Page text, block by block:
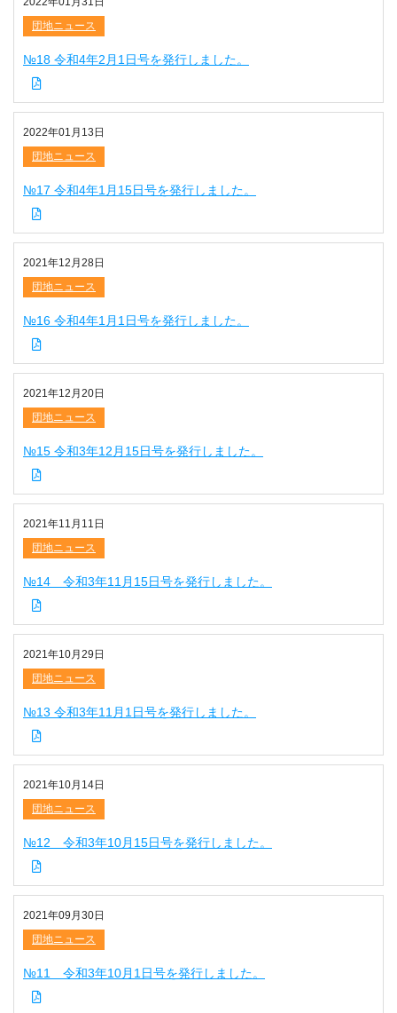
団地ニュース
№18 令和4年2月1日号を発行しました。
2022年01月13日
団地ニュース
№17 令和4年1月15日号を発行しました。
2021年12月28日
団地ニュース
№16 令和4年1月1日号を発行しました。
2021年12月20日
団地ニュース
№15 令和3年12月15日号を発行しました。
2021年11月11日
団地ニュース
№14 令和3年11月15日号を発行しました。
2021年10月29日
団地ニュース
№13 令和3年11月1日号を発行しました。
2021年10月14日
団地ニュース
№12 令和3年10月15日号を発行しました。
2021年09月30日
団地ニュース
№11 令和3年10月1日号を発行しました。